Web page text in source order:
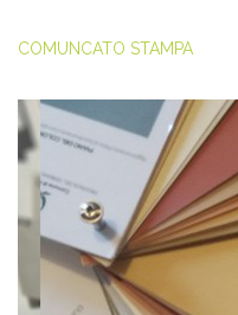
COMUNCATO STAMPA